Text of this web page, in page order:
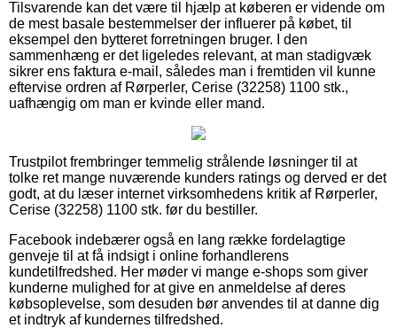
Tilsvarende kan det være til hjælp at køberen er vidende om
de mest basale bestemmelser der influerer på købet, til
eksempel den bytteret forretningen bruger. I den
sammenhæng er det ligeledes relevant, at man stadigvæk
sikrer ens faktura e-mail, således man i fremtiden vil kunne
eftervise ordren af Rørperler, Cerise (32258) 1100 stk.,
uafhængig om man er kvinde eller mand.
Trustpilot frembringer temmelig strålende løsninger til at
tolke ret mange nuværende kunders ratings og derved er det
godt, at du læser internet virksomhedens kritik af Rørperler,
Cerise (32258) 1100 stk. før du bestiller.
Facebook indebærer også en lang række fordelagtige
genveje til at få indsigt i online forhandlerens
kundetilfredshed. Her møder vi mange e-shops som giver
kunderne mulighed for at give en anmeldelse af deres
købsoplevelse, som desuden bør anvendes til at danne dig
et indtryk af kundernes tilfredshed.